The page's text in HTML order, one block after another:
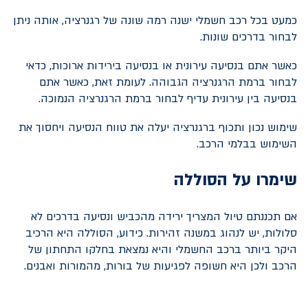
כמעט בכל רכב חשמלי ישנה רמה שונה של רגנרציה, אותה ניתן
לבחור בדרכים שונות.
כאשר אתם בנסיעה עירונית או בנסיעה בירידות ארוכות, כדאי
לבחור ברמת הרגנרציה הגבוהה. לעומת זאת, כאשר אתם
בנסיעה בין עירונית עדיף לבחור ברמת הרגנרציה הנמוכה.
שימוש נכון ותכוף ברגנרציה יעלה את טווח הנסיעה ויחסוך את
השימוש בבלמי הרכב.
שימרו על הסוללה
אם תכננתם טיול המצריך ירידה מהכביש ונסיעה בדרכים לא
סלולות, יש לנהוג במשנה זהירות. כידוע, הסוללה היא הרכיב
היקר ביותר ברכב החשמלי והיא נמצאת בחלקו התחתון של
הרכב ולכן היא חשופה לפגיעות של בורות, מהמורות ואבנים.